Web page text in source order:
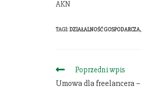
AKN
TAGI:DZIAŁALNOŚĆ GOSPODARCZA,
Poprzedni wpis
Umowa dla freelancera –